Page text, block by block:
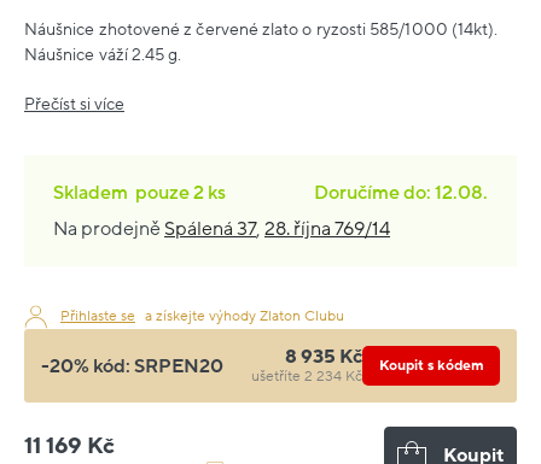
Náušnice zhotovené z červené zlato o ryzosti 585/1000 (14kt).
Náušnice váží 2.45 g.
Přečíst si více
Skladem pouze2 ks
Doručíme do: 12.08.
Na prodejně Spálená 37, 28. října 769/14
Přihlaste se a získejte výhody Zlaton Clubu
-20% kód: SRPEN20 8 935 Kč
ušetříte 2 234 Kč
Koupit s kódem
11 169 Kč Koupit